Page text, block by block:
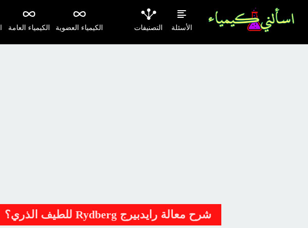
الأسئلة التصنيفات الكيمياء العامة الكيمياء العضوية
شرح معالة رايدبيرج Rydberg للطيف الذري؟